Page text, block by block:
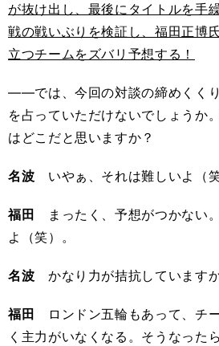
が抜け出し、最後にタイトルを手
戦の戦いぶりを検証し、福田正博
立つチームをズバリ予想する！
――では、今回の対談の締めくく
を占っていただけないでしょうか
はどこだと思いますか？
名波 いやぁ、それは難しいよ（笑
福田
まったく、予想がつかない
よ（笑）。
名波 かなり力が拮抗していますか
福田
ロンドン五輪もあって、チ
く主力がいなくなる。そうなった